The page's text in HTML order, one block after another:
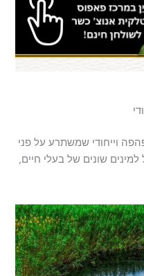
וייחודי שמשתרע על פני
למינים שונים של בעלי חיים,